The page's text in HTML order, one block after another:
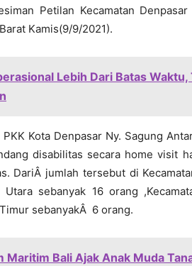
Petilan Kecamatan
Kamis(9/9/2021).
Lebih Dari Batas
Kota Denpasar Ny. Sagung
disabilitas secara home visit
DariÂ jumlah tersebut di
Utara sebanyak 16 orang
sebanyakÂ 6 orang.
Maritim Bali Ajak Anak Muda